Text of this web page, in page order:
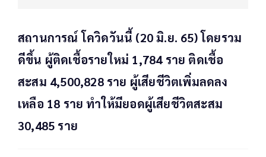
สถานการณ์ โควิดวันนี้ (20 มิ.ย. 65) โดยรวม
ดีขึ้น ผู้ติดเชื้อรายใหม่ 1,784 ราย ติดเชื้อ
สะสม 4,500,828 ราย ผู้เสียชีวิตเพิ่มลดลง
เหลือ 18 ราย ทำให้มียอดผู้เสียชีวิตสะสม
30,485 ราย